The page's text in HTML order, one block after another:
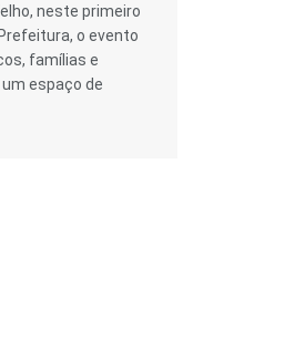
neste primeiro
o evento
famílias e
espaço de